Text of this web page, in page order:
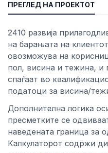
ПРЕГЛЕД НА ПРОЕКТОТ
2410 развија
на барањата на
овозможува на
пол, висина и тежина, и
спаѓаат во
податоци за висина/
Дополнителна логика
пресметките се
наведената граница за
Калкулаторот содржи